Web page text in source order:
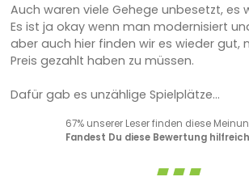
Auch waren viele Gehege unbesetzt, es
Es ist ja okay wenn man modernisiert
aber auch hier finden wir es wieder gut,
Preis gezahlt haben zu müssen.
Dafür gab es unzählige Spielplätze...
67% unserer Leser finden diese
Fandest Du diese Bewertung